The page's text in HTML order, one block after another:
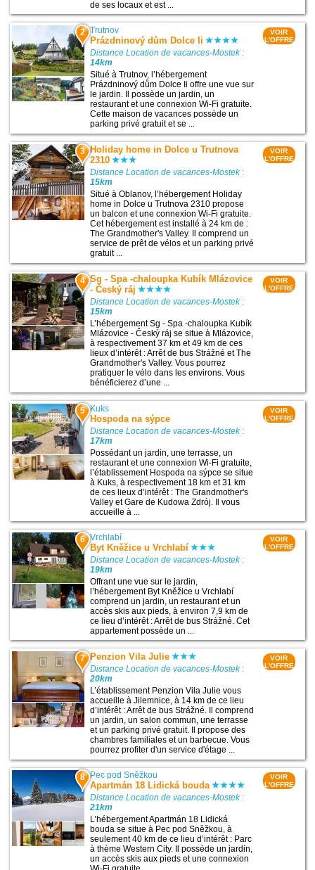
de ses locaux et est ...
2 Trutnov
Prázdninový dům Dolce Ii
Distance Location de vacances-Mostek :
14km
Situé à Trutnov, l’hébergement
Prázdninový dům Dolce Ii offre une vue sur
le jardin. Il possède un jardin, un
restaurant et une connexion Wi-Fi gratuite.
Cette maison de vacances possède un
parking privé gratuit et se ...
VOIR
L'OFFRE
3 Holiday home in Dolce u Trutnova
2310
Distance Location de vacances-Mostek :
15km
Situé à Oblanov, l’hébergement Holiday
home in Dolce u Trutnova 2310 propose
un balcon et une connexion Wi-Fi gratuite.
Cet hébergement est installé à 24 km de :
The Grandmother's Valley. Il comprend un
service de prêt de vélos et un parking privé
gratuit ...
VOIR
L'OFFRE
4 Sg - Spa -chaloupka Kubík Mlázovice
- Český ráj
Distance Location de vacances-Mostek :
15km
L’hébergement Sg - Spa -chaloupka Kubík
Mlázovice - Český ráj se situe à Mlázovice,
à respectivement 37 km et 49 km de ces
lieux d’intérêt : Arrêt de bus Strážné et The
Grandmother's Valley. Vous pourrez
pratiquer le vélo dans les environs. Vous
bénéficierez d’une ...
VOIR
L'OFFRE
5 Kuks
Hospoda na sýpce
Distance Location de vacances-Mostek :
17km
Possédant un jardin, une terrasse, un
restaurant et une connexion Wi-Fi gratuite,
l’établissement Hospoda na sýpce se situe
à Kuks, à respectivement 18 km et 31 km
de ces lieux d’intérêt : The Grandmother's
Valley et Gare de Kudowa Zdrój. Il vous
accueille à ...
VOIR
L'OFFRE
6 Vrchlabí
Byt Kněžice u Vrchlabí
Distance Location de vacances-Mostek :
19km
Offrant une vue sur le jardin,
l’hébergement Byt Kněžice u Vrchlabí
comprend un jardin, un restaurant et un
accès skis aux pieds, à environ 7,9 km de
ce lieu d’intérêt : Arrêt de bus Strážné. Cet
appartement possède un ...
VOIR
L'OFFRE
7 Penzion Vila Julie
Distance Location de vacances-Mostek :
20km
L’établissement Penzion Vila Julie vous
accueille à Jilemnice, à 14 km de ce lieu
d’intérêt : Arrêt de bus Strážné. Il comprend
un jardin, un salon commun, une terrasse
et un parking privé gratuit. Il propose des
chambres familiales et un barbecue. Vous
pourrez profiter d'un service d'étage ...
VOIR
L'OFFRE
8 Pec pod Sněžkou
Apartmán 18 Lidická bouda
Distance Location de vacances-Mostek :
21km
L’hébergement Apartmán 18 Lidická
bouda se situe à Pec pod Sněžkou, à
seulement 40 km de ce lieu d’intérêt : Parc
à thème Western City. Il possède un jardin,
un accès skis aux pieds et une connexion
VOIR
L'OFFRE